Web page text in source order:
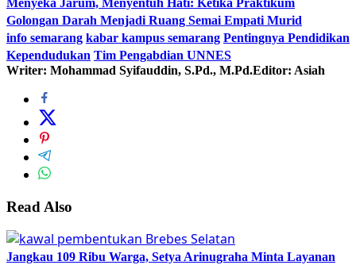
Golongan Darah Menjadi Ruang Semai Empati Murid
info semarang kabar kampus semarang Pentingnya Pendidikan
Kependudukan Tim Pengabdian UNNES
Writer: Mohammad Syifauddin, S.Pd., M.Pd.Editor: Asiah
Read Also
Jangkau 109 Ribu Warga, Setya Arinugraha Minta Layanan